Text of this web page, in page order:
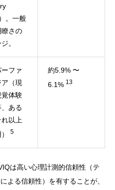
。一般
瞭さの
。
ファ
ア（現
体験
、ある
れ以上
5
約5.9% 〜
6.1% 13
は高い心理計測的信頼性（テ
よる信頼性）を有することが、